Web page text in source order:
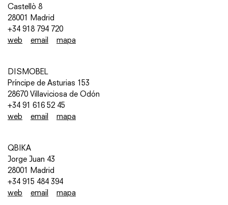
Castellò 8
28001 Madrid
+34 918 794 720
web
email mapa
DISMOBEL
Príncipe de Asturias 153
28670 Villaviciosa de Odón
+34 91 616 52 45
web
email mapa
QBIKA
Jorge Juan 43
28001 Madrid
+34 915 484 394
web
email mapa